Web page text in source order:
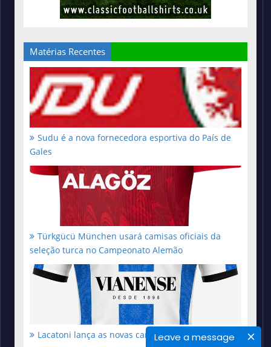
Leave a message
Matérias Recentes
Sudu é a nova fornecedora esportiva do País de
Gales
Türkgücü München usará camisas oficiais da
seleção turca no Campeonato Alemão
Lacatoni lança as novas camisas do Vianense